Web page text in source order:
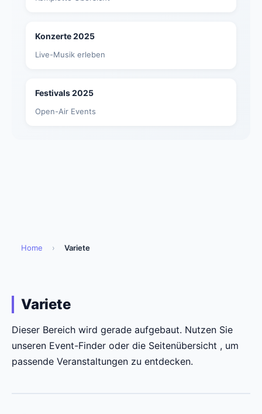
Konzerte 2025
Live-Musik erleben
Festivals 2025
Open-Air Events
Home › Variete
Variete
Dieser Bereich wird gerade aufgebaut. Nutzen Sie
unseren Event-Finder oder die Seitenübersicht , um
passende Veranstaltungen zu entdecken.